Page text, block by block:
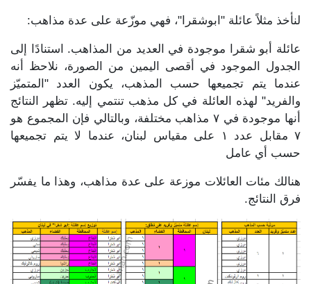
لنأخذ مثلاً عائلة "ابوشقرا"، فهي موزّعة على عدة مذاهب:
عائلة أبو شقرا موجودة في العديد من المذاهب. استنادًا إلى
الجدول الموجود في أقصى اليمين من الصورة، نلاحظ أنه
عندما يتم تجميعها حسب المذهب، يكون العدد "المتميّز
والفريد" لهذه العائلة في كل مذهب تنتمي إليه. تظهر النتائج
أنها موجودة في ٧ مذاهب مختلفة، وبالتالي فإن المجموع هو
٧ مقابل عدد ١ على مقياس لبنان، عندما لا يتم تجميعها
حسب أي عامل
هنالك مئات العائلات موزعة على عدة مذاهب، وهذا ما يفسّر
فرق النتائج.